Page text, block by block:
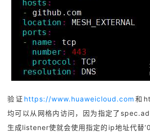
验证 https://www.huaweicloud.com 和
均可以从网格内访问，因为指定了
生成listener使就会使用指定的ip地址代替